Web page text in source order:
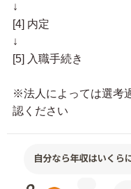
↓
[4] 内定
↓
[5] 入職手続き
※法人によっては選考
認ください